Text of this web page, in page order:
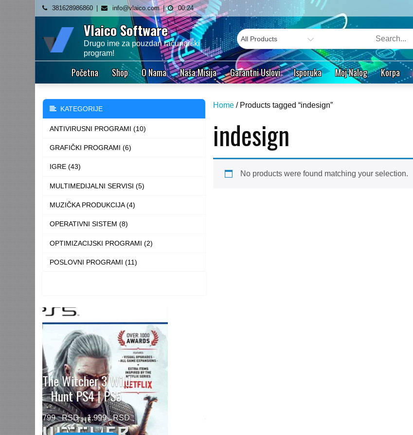
Skip
content
381628986860 info@vlaico.com 00:24
Vlaico Software
Drugo ime za pouzdan računarski
program!
Početna Shop O Nama Naša Misija Garantni Uslovi Isporuka Moj Nalog Korpa
Home / Products tagged “indesign”
indesign
No products were found matching your selection.
KATEGORIJE
ANTIVIRUSNI PROGRAMI (10)
GRAFIČKI PROGRAMI (6)
IGRE (43)
MULTIMEDIJALNI SERVISI (5)
MUZIČKA PRODUKCIJA (4)
OPERATIVNI SISTEM (8)
OPTIMIZACIJSKI PROGRAMI (2)
POSLOVNI PROGRAMI (11)
Need for Speed™
Unbound PS5
499 – 1.499